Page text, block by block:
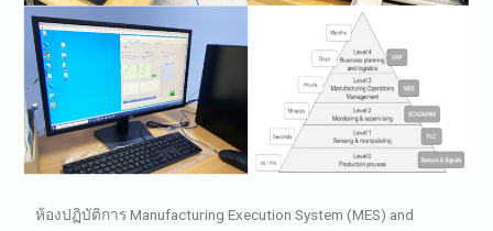
ห้องปฏิบัติการ Manufacturing Execution System (MES) and